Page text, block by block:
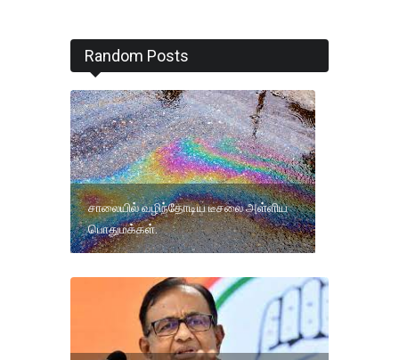
Random Posts
சாலையில் வழிந்தோடிய டீசலை அள்ளிய
பொதுமக்கள்.